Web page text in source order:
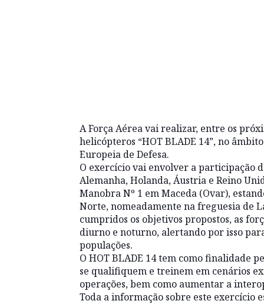
A Força Aérea vai realizar, entre os
helicópteros “HOT BLADE 14”, no
Europeia de Defesa.
O exercício vai envolver a participação
Alemanha, Holanda, Áustria e Reino
Manobra Nº 1 em Maceda (Ovar),
Norte, nomeadamente na freguesia de
cumpridos os objetivos propostos, as
diurno e noturno, alertando por isso
populações.
O HOT BLADE 14 tem como finalidade
se qualifiquem e treinem em cenários
operações, bem como aumentar a
Toda a informação sobre este exercício